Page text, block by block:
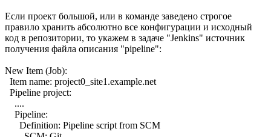
Если проект большой, или в команде заведено строгое
правило хранить абсолютно все конфигурации и исходный
код в репозитории, то укажем в задаче "Jenkins" источник
получения файла описания "pipeline":
New Item (Job):
Item name: project0_site1.example.net
Pipeline project:
....
Pipeline:
Definition: Pipeline script from SCM